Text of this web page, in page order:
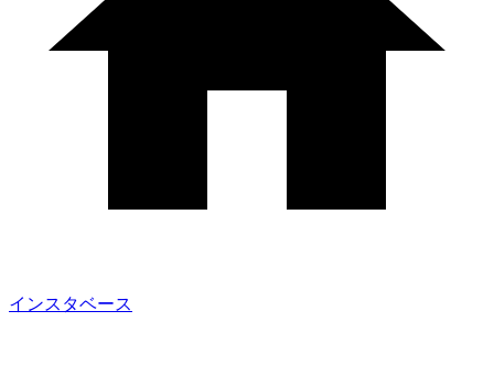
インスタベース